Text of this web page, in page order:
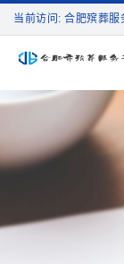
当前访问: 合肥殡葬服